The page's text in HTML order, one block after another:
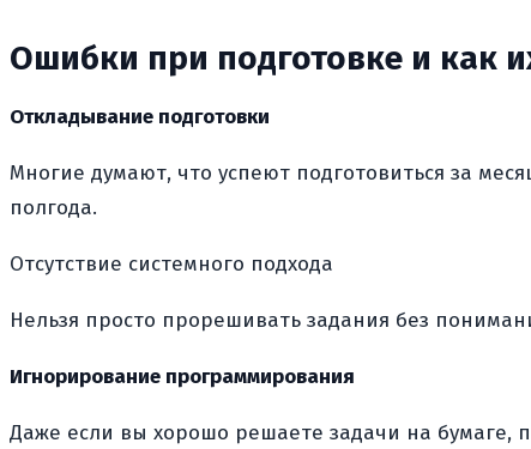
Ошибки при подготовке и как
Откладывание подготовки
Многие думают, что успеют подготовиться за
полгода.
Отсутствие системного подхода
Нельзя просто прорешивать задания без
Игнорирование программирования
Даже если вы хорошо решаете задачи на бумаге,